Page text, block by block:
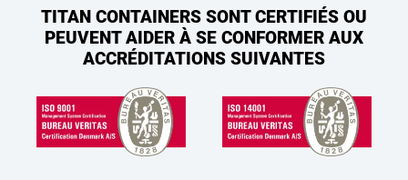
TITAN CONTAINERS SONT CERTIFIÉS OU
PEUVENT AIDER À SE CONFORMER AUX
ACCRÉDITATIONS SUIVANTES